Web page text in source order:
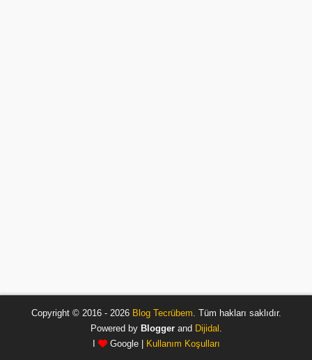
Copyright © 2016 - 2026 Blog Tecrübem. Tüm hakları saklıdır.
Powered by Bloggerand Dijidal .
Google | Kullanım Koşulları